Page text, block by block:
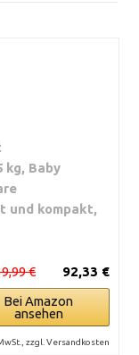
kg, Baby
und kompakt,
92,33 €
€
Bei Amazon
ansehen
zzgl. Versandkosten